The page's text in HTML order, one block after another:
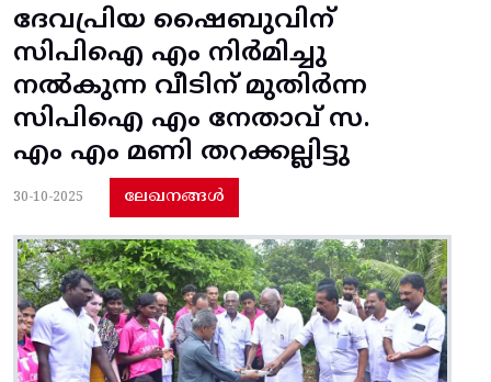
ദേവപ്രിയ ഷൈബുവിന്
സിപിഐ എം നിർമിച്ചു
നൽകുന്ന വീടിന്‌ മുതിർന്ന
സിപിഐ എം നേതാവ് സ.
എം എം മണി തറക്കല്ലിട്ടു
30-10-2025 ലേഖനങ്ങൾ